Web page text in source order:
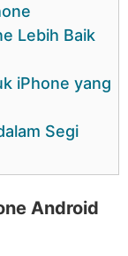
Lebih Baik
iPhone yang
Segi
Android